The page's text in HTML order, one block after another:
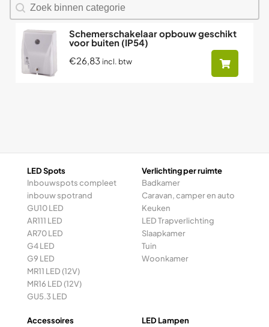
Schemerschakelaar opbouw geschikt
voor buiten (IP54)
€26,83 incl. btw
LED Spots
Inbouwspots compleet
inbouw spotrand
GU10 LED
AR111 LED
AR70 LED
G4 LED
G9 LED
MR11 LED (12V)
MR16 LED (12V)
GU5.3 LED
Verlichting per ruimte
Badkamer
Caravan, camper en auto
Keuken
LED Trapverlichting
Slaapkamer
Tuin
Woonkamer
Accessoires
LED Lampen